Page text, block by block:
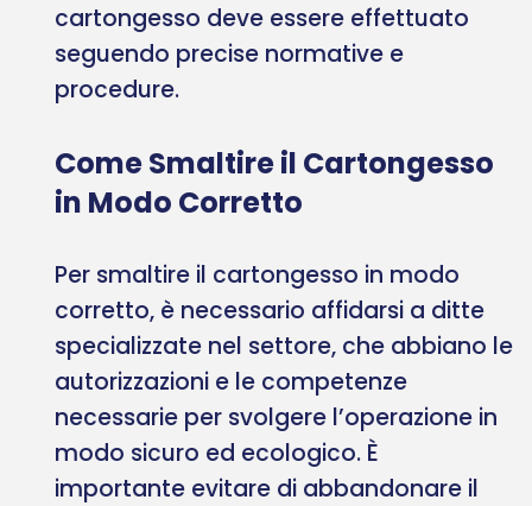
cartongesso deve essere effettuato
seguendo precise normative e
procedure.
Come Smaltire il Cartongesso
in Modo Corretto
Per smaltire il cartongesso in modo
corretto, è necessario affidarsi a ditte
specializzate nel settore, che abbiano le
autorizzazioni e le competenze
necessarie per svolgere l’operazione in
modo sicuro ed ecologico. È
importante evitare di abbandonare il